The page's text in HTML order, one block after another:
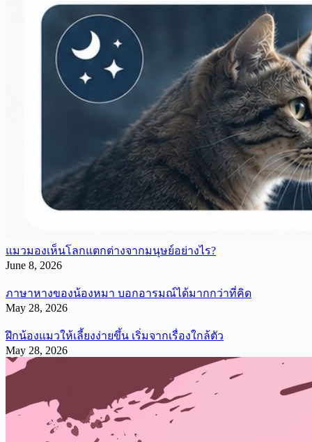
แมวมองเห็นโลกแตกต่างจากมนุษย์อย่างไร?
June 8, 2026
ภาษาหางของน้องหมา บอกอารมณ์ได้มากกว่าที่คิด
May 28, 2026
ฝึกน้องแมวให้เลี้ยงง่ายขึ้น เริ่มจากเรื่องใกล้ตัว
May 28, 2026